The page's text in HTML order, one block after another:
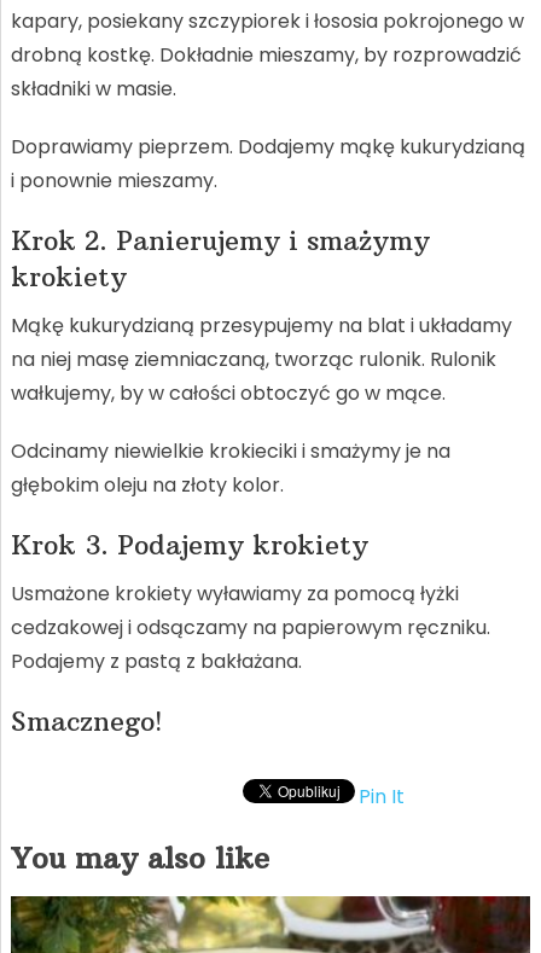
kapary, posiekany szczypiorek i łososia pokrojonego w
drobną kostkę. Dokładnie mieszamy, by rozprowadzić
składniki w masie.
Doprawiamy pieprzem. Dodajemy mąkę kukurydzianą
i ponownie mieszamy.
Krok 2. Panierujemy i smażymy
krokiety
Mąkę kukurydzianą przesypujemy na blat i układamy
na niej masę ziemniaczaną, tworząc rulonik. Rulonik
wałkujemy, by w całości obtoczyć go w mące.
Odcinamy niewielkie krokieciki i smażymy je na
głębokim oleju na złoty kolor.
Krok 3. Podajemy krokiety
Usmażone krokiety wyławiamy za pomocą łyżki
cedzakowej i odsączamy na papierowym ręczniku.
Podajemy z pastą z bakłażana.
Smacznego!
Pin It
You may also like